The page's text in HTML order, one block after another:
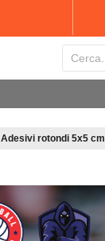
Adesivi rotondi 5x5 cm